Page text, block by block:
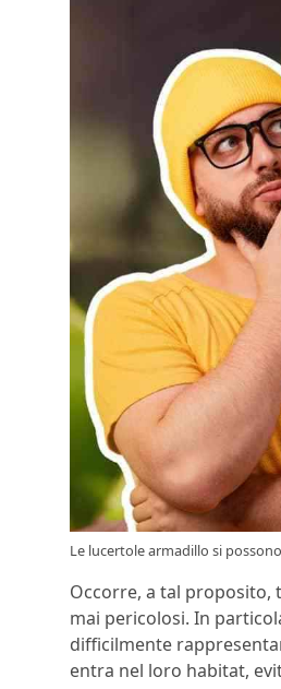
Le lucertole armadillo si
Occorre, a tal proposito,
mai pericolosi. In
difficilmente
entra nel loro habitat,